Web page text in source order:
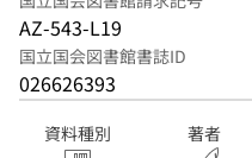
AZ-543-L19
国立国会図書館書誌ID
026626393
資料種別 著者